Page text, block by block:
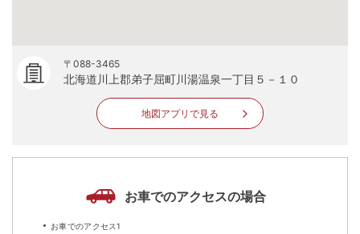
〒088-3465
北海道川上郡弟子屈町川湯温泉一丁目５－１０
地図アプリで見る
お車でのアクセスの場合
お車でのアクセス1